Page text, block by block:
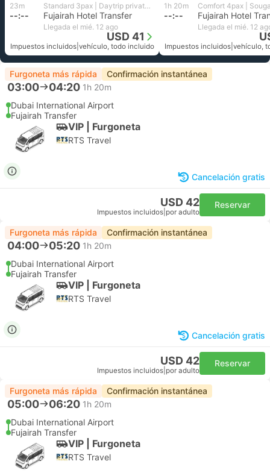
23m Standard 3pax | Daytrip private transfer with English speaking driver
--:-- Fujairah Hotel Transfer
Llegada el mié. 12 ago
USD 41
Impuestos incluidos vehículo, todo incluido
1h 20m
--:-- Fujairah Hotel
Llegada el mié. 12
Impuestos incluidos vehículo,
Furgoneta más rápida Confirmación instantánea
03:00 04:20 1h 20m
Dubai International Airport
Fujairah Transfer
VIP | Furgoneta
RTS Travel
Cancelación gratis
USD 42
Impuestos incluidos por adulto
Reservar
Furgoneta más rápida Confirmación instantánea
04:00 05:20 1h 20m
Dubai International Airport
Fujairah Transfer
VIP | Furgoneta
RTS Travel
Cancelación gratis
USD 42
Impuestos incluidos por adulto
Reservar
Furgoneta más rápida Confirmación instantánea
05:00 06:20 1h 20m
Dubai International Airport
Fujairah Transfer
VIP | Furgoneta
RTS Travel